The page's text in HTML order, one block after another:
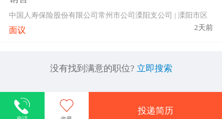
中国人寿保险股份有限公司常州市公司溧阳支公司 | 溧阳市区
面议 2天前
没有找到满意的职位? 立即搜索
投递简历